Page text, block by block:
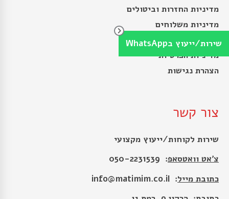
מדיניות החזרות וביטולים
מדיניות משלוחים
תנאי השימוש
מדיניות הפרטיות
הצהרת נגישות
צור קשר
שירות לקוחות/ייעוץ מקצועי
צ׳אט וואטסאפ: 050-2231539
כתובת מייל:
info@matimim.co.il
שירות/ייעוץ בWhatsApp